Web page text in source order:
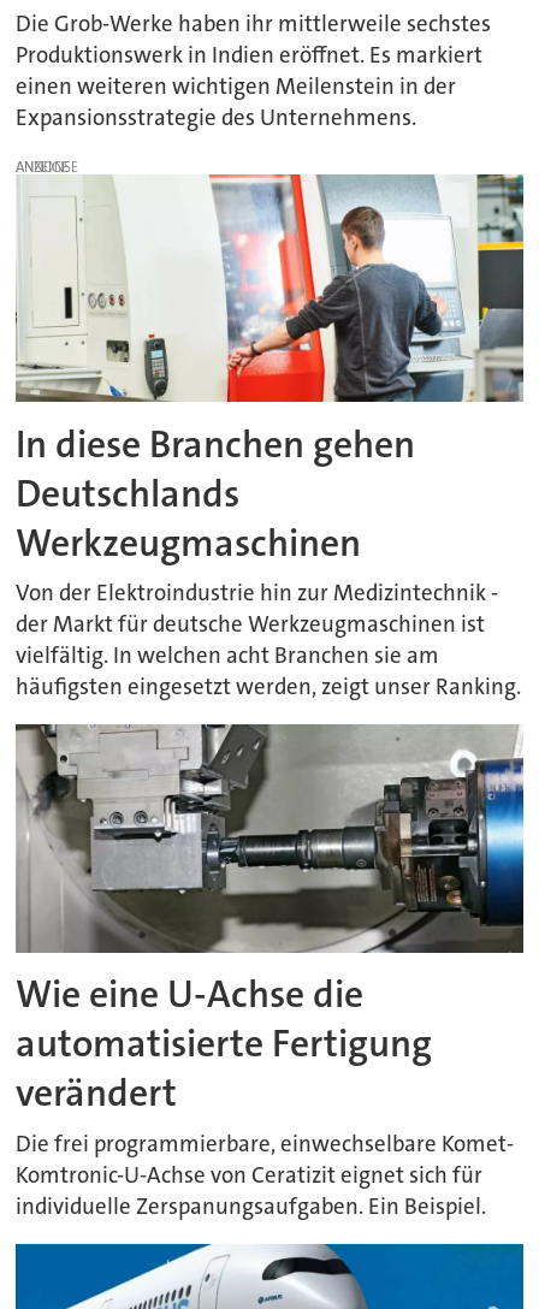
Die Grob-Werke haben ihr mittlerweile sechstes
Produktionswerk in Indien eröffnet. Es markiert
einen weiteren wichtigen Meilenstein in der
Expansionsstrategie des Unternehmens.
ANZEIGE
In diese Branchen gehen
Deutschlands
Werkzeugmaschinen
Von der Elektroindustrie hin zur Medizintechnik -
der Markt für deutsche Werkzeugmaschinen ist
vielfältig. In welchen acht Branchen sie am
häufigsten eingesetzt werden, zeigt unser Ranking.
Wie eine U-Achse die
automatisierte Fertigung
verändert
Die frei programmierbare, einwechselbare Komet-
Komtronic-U-Achse von Ceratizit eignet sich für
individuelle Zerspanungsaufgaben. Ein Beispiel.